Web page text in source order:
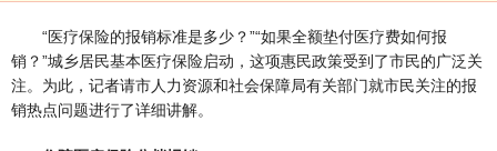
“医疗保险的报销标准是多少？”“如果全额垫付医疗费如何报
销？”城乡居民基本医疗保险启动，这项惠民政策受到了市民的广泛关
注。为此，记者请市人力资源和社会保障局有关部门就市民关注的报
销热点问题进行了详细讲解。